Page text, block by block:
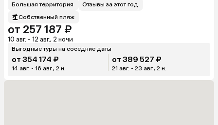
Большая территория
Отзывы за этот год
Собственный пляж
от 257 187 ₽
10 авг. - 12 авг., 2 ночи
Выгодные туры на соседние даты
от 354 174 ₽
14 авг. - 16 авг., 2 н.
от 389 527 ₽
21 авг. - 23 авг., 2 н.